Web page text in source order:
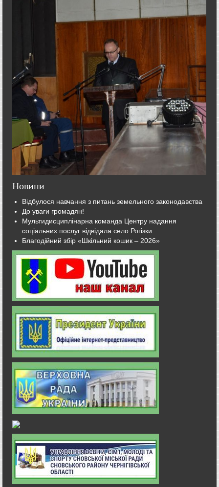
Новини
Відбулося навчання з питань земельного законодавства
До уваги громадян!
Мультидисциплінарна команда Центру надання
соціальних послуг відвідала село Рогізки
Благодійний збір «Шкільний кошик – 2026»